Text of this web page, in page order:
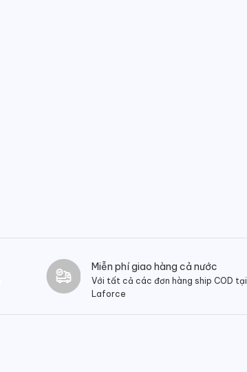
Miễn phí giao hàng cả nước
Với tất cả các đơn hàng ship COD tại
Laforce